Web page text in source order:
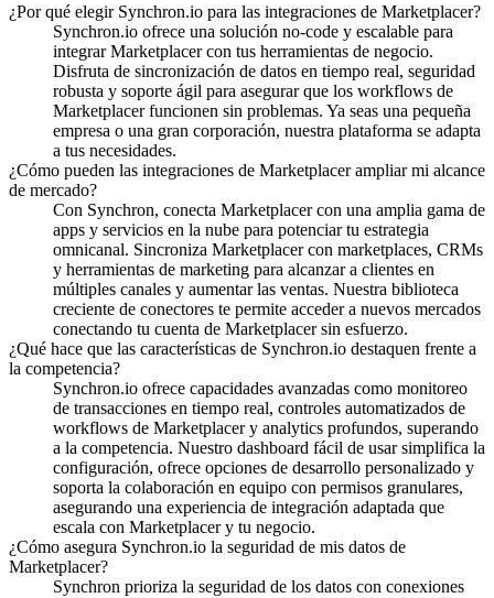
¿Por qué elegir Synchron.io para las integraciones de Marketplacer?
Synchron.io ofrece una solución no-code y escalable para
integrar Marketplacer con tus herramientas de negocio.
Disfruta de sincronización de datos en tiempo real, seguridad
robusta y soporte ágil para asegurar que los workflows de
Marketplacer funcionen sin problemas. Ya seas una pequeña
empresa o una gran corporación, nuestra plataforma se adapta
a tus necesidades.
¿Cómo pueden las integraciones de Marketplacer ampliar mi alcance
de mercado?
Con Synchron, conecta Marketplacer con una amplia gama de
apps y servicios en la nube para potenciar tu estrategia
omnicanal. Sincroniza Marketplacer con marketplaces, CRMs
y herramientas de marketing para alcanzar a clientes en
múltiples canales y aumentar las ventas. Nuestra biblioteca
creciente de conectores te permite acceder a nuevos mercados
conectando tu cuenta de Marketplacer sin esfuerzo.
¿Qué hace que las características de Synchron.io destaquen frente a
la competencia?
Synchron.io ofrece capacidades avanzadas como monitoreo
de transacciones en tiempo real, controles automatizados de
workflows de Marketplacer y analytics profundos, superando
a la competencia. Nuestro dashboard fácil de usar simplifica la
configuración, ofrece opciones de desarrollo personalizado y
soporta la colaboración en equipo con permisos granulares,
asegurando una experiencia de integración adaptada que
escala con Marketplacer y tu negocio.
¿Cómo asegura Synchron.io la seguridad de mis datos de
Marketplacer?
Synchron prioriza la seguridad de los datos con conexiones